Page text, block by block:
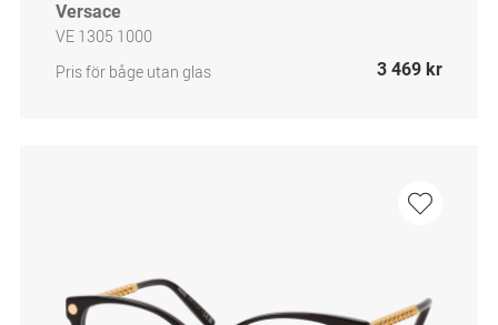
Versace
VE 1305 1000
Pris för båge utan glas
3 469 kr